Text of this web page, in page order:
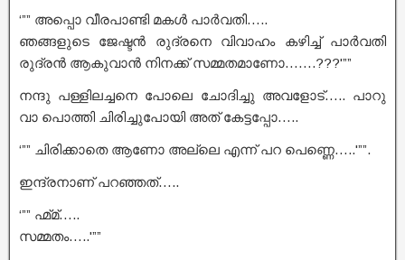
‘”” അപ്പൊ വീരപാണ്ടി മകൾ പാർവതി…..
ഞങ്ങളുടെ ജേഷ്ടൻ രുദ്രനെ വിവാഹം കഴിച്ച് പാർവതി
രുദ്രൻ ആകുവാൻ നിനക്ക് സമ്മതമാണോ…….???'””
നന്ദു പള്ളിലച്ചനെ പോലെ ചോദിച്ചു അവളോട്….. പാറു
വാ പൊത്തി ചിരിച്ചുപോയി അത് കേട്ടപ്പോ…..
‘”” ചിരിക്കാതെ ആണോ അല്ലെ എന്ന് പറ പെണ്ണെ…..'””.
ഇന്ദ്രനാണ് പറഞ്ഞത്…..
‘”” ഹ്മ്മ്…..
സമ്മതം…..'””